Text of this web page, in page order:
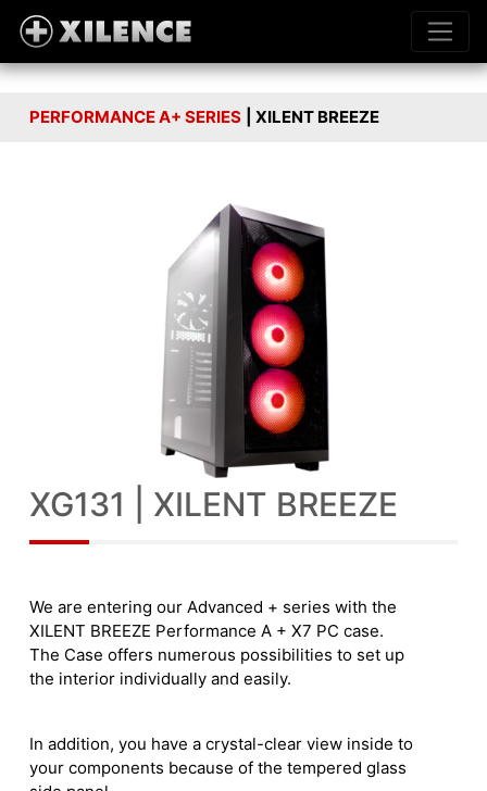
PERFORMANCE A+ SERIES | XILENT BREEZE
XG131 | XILENT BREEZE
We are entering our Advanced + series with the
XILENT BREEZE Performance A + X7 PC case.
The Case offers numerous possibilities to set up
the interior individually and easily.
In addition, you have a crystal-clear view inside to
your components because of the tempered glass